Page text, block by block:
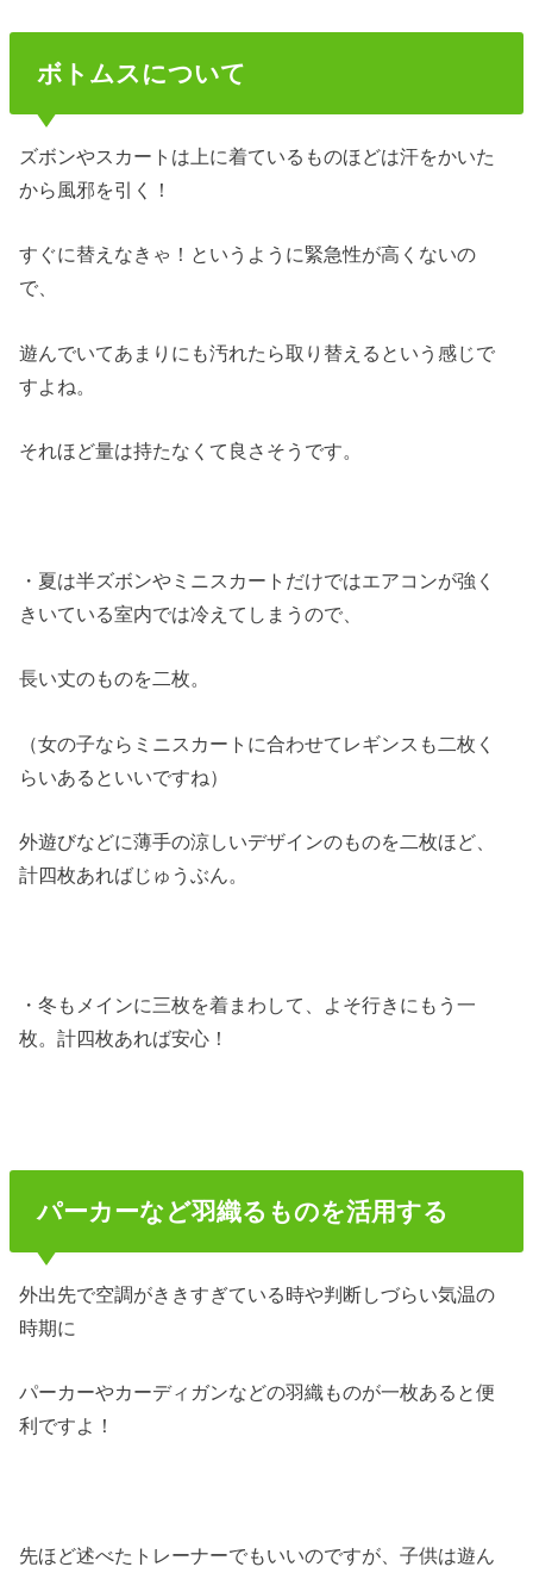
ボトムスについて
ズボンやスカートは上に着ているものほどは汗をかいた
から風邪を引く！
すぐに替えなきゃ！というように緊急性が高くないの
で、
遊んでいてあまりにも汚れたら取り替えるという感じで
すよね。
それほど量は持たなくて良さそうです。
・夏は半ズボンやミニスカートだけではエアコンが強く
きいている室内では冷えてしまうので、
長い丈のものを二枚。
（女の子ならミニスカートに合わせてレギンスも二枚く
らいあるといいですね）
外遊びなどに薄手の涼しいデザインのものを二枚ほど、
計四枚あればじゅうぶん。
・冬もメインに三枚を着まわして、よそ行きにもう一
枚。計四枚あれば安心！
パーカーなど羽織るものを活用する
外出先で空調がききすぎている時や判断しづらい気温の
時期に
パーカーやカーディガンなどの羽織ものが一枚あると便
利ですよ！
先ほど述べたトレーナーでもいいのですが、子供は遊ん